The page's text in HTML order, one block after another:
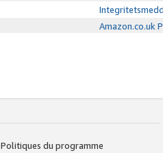
Amazon.co.uk
Politiques du programme